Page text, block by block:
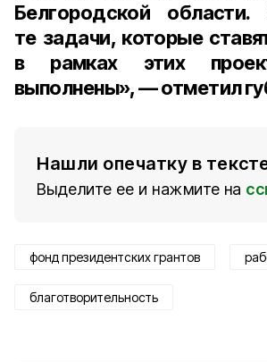
Белгородской области.
те задачи, которые
в рамках этих
выполнены», — отметил
Нашли опечатку в
Выделите ее и нажмите на
фонд президентских грантов
благотворительность